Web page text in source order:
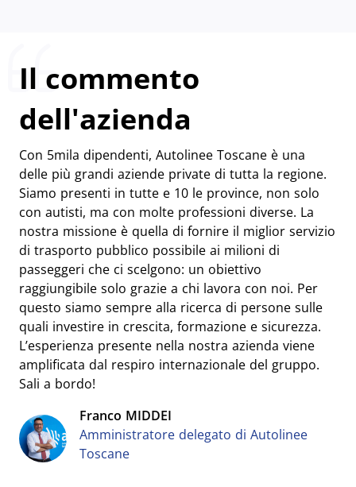
Il commento
dell'azienda
Con 5mila dipendenti, Autolinee Toscane è una
delle più grandi aziende private di tutta la regione.
Siamo presenti in tutte e 10 le province, non solo
con autisti, ma con molte professioni diverse. La
nostra missione è quella di fornire il miglior servizio
di trasporto pubblico possibile ai milioni di
passeggeri che ci scelgono: un obiettivo
raggiungibile solo grazie a chi lavora con noi. Per
questo siamo sempre alla ricerca di persone sulle
quali investire in crescita, formazione e sicurezza.
L’esperienza presente nella nostra azienda viene
amplificata dal respiro internazionale del gruppo.
Sali a bordo!
Franco MIDDEI
Amministratore delegato di Autolinee
Toscane